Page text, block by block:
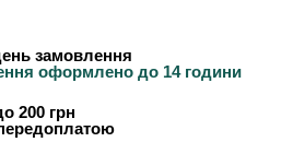
замовлення
оформлено до 14 години
200 грн